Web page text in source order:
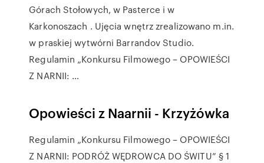
Górach Stołowych, w Pasterce i w
Karkonoszach . Ujęcia wnętrz zrealizowano m.in.
w praskiej wytwórni Barrandov Studio.
Regulamin „Konkursu Filmowego – OPOWIEŚCI
Z NARNII: …
Opowieści z Naarnii - Krzyżówka
Regulamin „Konkursu Filmowego – OPOWIEŚCI
Z NARNII: PODRÓŻ WĘDROWCA DO ŚWITU” § 1